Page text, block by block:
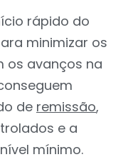
rápido do
minimizar os
os avanços na
de remissão,
e a
mínimo.